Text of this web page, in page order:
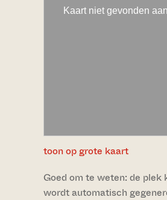
toon op grote kaart
Goed om te weten: de
wordt automatisch